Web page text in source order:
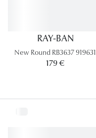
RAY-BAN
New Round RB3637 919631
179 €